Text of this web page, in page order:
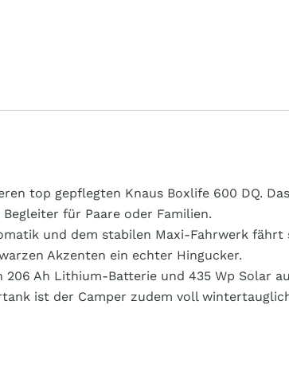
top gepflegten Knaus Boxlife 600 DQ.
für Paare oder Familien.
und dem stabilen Maxi-Fahrwerk
Akzenten ein echter Hingucker.
Ah Lithium-Batterie und 435 Wp Solar
ist der Camper zudem voll